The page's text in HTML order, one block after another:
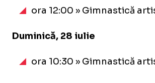
ora 12:00 » Gimnastică
Duminică, 28 iulie
ora 10:30 » Gimnastică